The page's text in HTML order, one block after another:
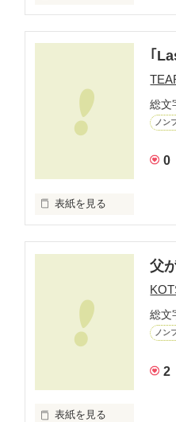
一通の手紙が、届きまし
天国の愛しい人からの手
天国から届いた手紙は…
｢
総文
ノン
0
表紙を見る
彼女の笑顔・・・
父
総文
ノン
2
表紙を見る